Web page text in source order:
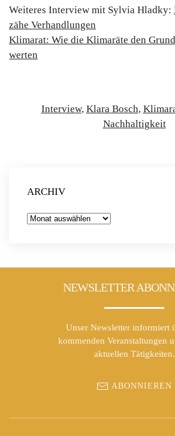
Weiteres Interview mit Sylvia Hladky:
zähe Verhandlungen
Klimarat: Wie die Klimaräte den
werten
Interview, Klara Bosch,
Nachhaltigkeit
ARCHIV
Archiv
NEWSLETTER
Unser Newsletter informiert
kommenden Veranstaltungen
aktuellen Tätigkeiten.
ABONNIEREN